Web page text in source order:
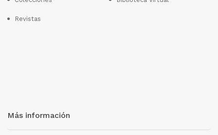
Revistas
Más información